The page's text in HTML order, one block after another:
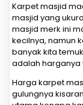
Karpet masjid
masjid yang
masjid merk ini
kecilnya, namun
banyak kita
adalah harganya
Harga karpet
gulungnya